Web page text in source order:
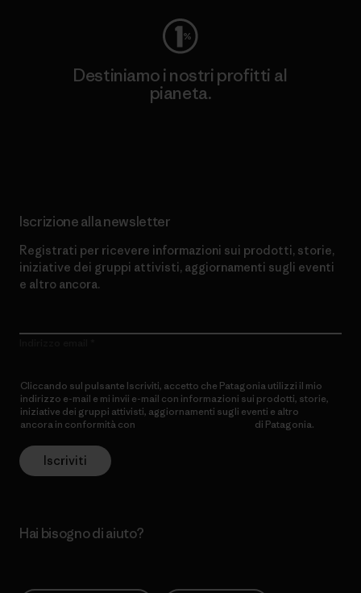
Destiniamo i nostri profitti al
pianeta.
Iscrizione alla newsletter
Registrati per ricevere informazioni sui prodotti, storie,
iniziative dei gruppi attivisti, aggiornamenti sugli eventi
e altro ancora.
Cliccando sul pulsante Iscriviti, accetto che Patagonia utilizzi il mio
indirizzo e-mail e mi invii e-mail con informazioni sui prodotti, storie,
iniziative dei gruppi attivisti, aggiornamenti sugli eventi e altro
ancora in conformità con
di Patagonia.
Iscriviti
Hai bisogno di aiuto?